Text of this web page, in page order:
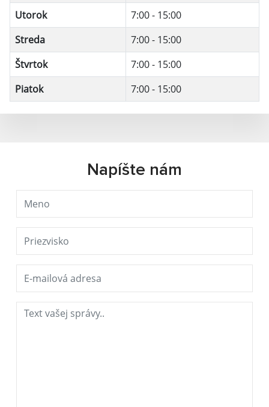
Utorok
7:00 - 15:00
Streda
7:00 - 15:00
Štvrtok
7:00 - 15:00
Piatok
7:00 - 15:00
Napíšte nám